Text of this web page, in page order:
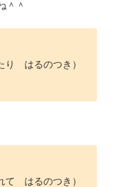
＾＾
り はるのつき）
て はるのつき）